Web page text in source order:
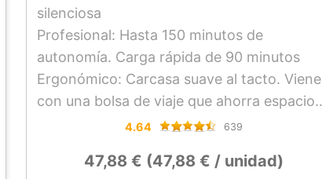
silenciosa
Profesional: Hasta 150 minutos de
autonomía. Carga rápida de 90 minutos
Ergonómico: Carcasa suave al tacto. Viene
con una bolsa de viaje que ahorra espacio
Moser: Desde hace más de 75 años, Moser
aparatos profesionales para el peinado.
4.64 639
47,88 € (47,88 € / unidad)